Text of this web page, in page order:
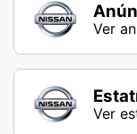
Ver
Ver